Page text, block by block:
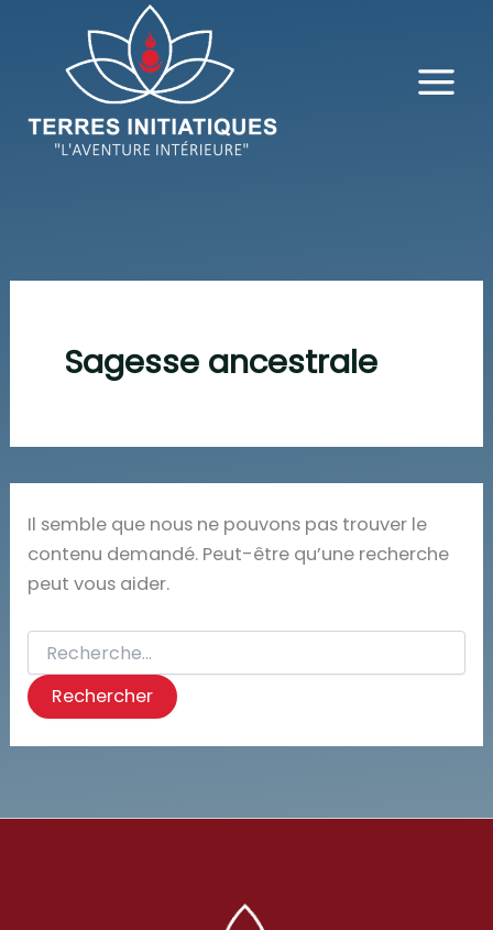
contenu
Sagesse ancestrale
Il semble que nous ne pouvons pas trouver le
contenu demandé. Peut-être qu’une recherche
peut vous aider.